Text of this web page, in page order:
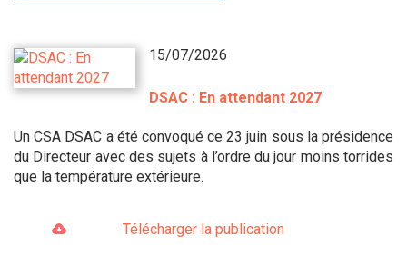
15/07/2026
DSAC : En attendant 2027
Un CSA DSAC a été convoqué ce 23 juin sous la présidence
du Directeur avec des sujets à l’ordre du jour moins torrides
que la température extérieure.
Télécharger la publication